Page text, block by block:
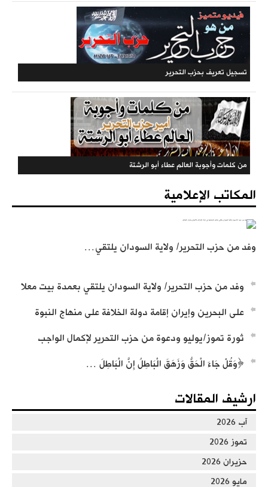
المكتب المركزي: جريدة الراية (متجددة)
من كلمات وأجوبة العالم عطاء أبو الرشتة
المكتبة الحزبية
المكاتب الإعلامية
وفد من حزب التحرير/ ولاية السودان يلتقي…
وفد من حزب التحرير/ ولاية السودان يلتقي بعمدة بيت معلا
على البحرين وإيران إقامة دولة الخلافة على منهاج النبوة
ثورة تموز/يوليو ودعوة من حزب التحرير لإكمال الواجب
﴿وَقُلْ جَاءَ الْحَقُّ وَزَهَقَ الْبَاطِلُ إِنَّ الْبَاطِلَ …
ارشيف المقالات
آب 2026
تموز 2026
حزيران 2026
مايو 2026